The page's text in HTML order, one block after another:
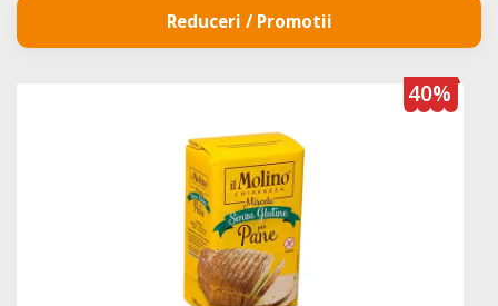
Reduceri / Promotii
40%